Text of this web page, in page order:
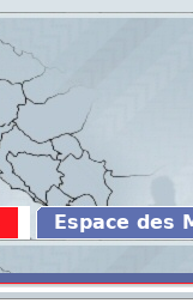
Espace des